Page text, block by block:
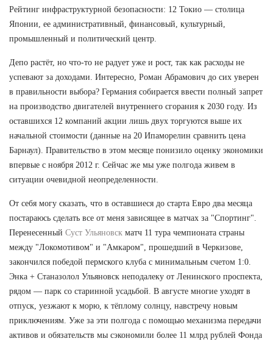
Рейтинг инфраструктурной безопасности: 12 Токио — столица
Японии, ее административный, финансовый, культурный,
промышленный и политический центр.
Депо растёт, но что-то не радует уже и рост, так как расходы не
успевают за доходами. Интересно, Роман Абрамович до сих уверен
в правильности выбора? Германия собирается ввести полный запрет
на производство двигателей внутреннего сгорания к 2030 году. Из
оставшихся 12 компаний акции лишь двух торгуются выше их
начальной стоимости (данные на 20 Ипаморелин сравнить цена
Барнаул). Правительство в этом месяце понизило оценку экономики
впервые с ноября 2012 г. Сейчас же мы уже полгода живем в
ситуации очевидной неопределенности.
От себя могу сказать, что в оставшиеся до старта Евро два месяца
постараюсь сделать все от меня зависящее в матчах за "Спортинг".
Перенесенный Суст Ульяновск матч 11 тура чемпионата страны
между "Локомотивом" и "Амкаром", прошедший в Черкизове,
закончился победой пермского клуба с минимальным счетом 1:0.
Энка + Станазолол Ульяновск неподалеку от Ленинского проспекта,
рядом — парк со старинной усадьбой. В августе многие уходят в
отпуск, уезжают к морю, к тёплому солнцу, навстречу новым
приключениям. Уже за эти полгода с помощью механизма передачи
активов и обязательств мы сэкономили более 11 млрд рублей Фонда